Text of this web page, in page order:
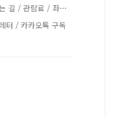
길 / 관람료 / 좌⋯
터 / 카카오톡 구독